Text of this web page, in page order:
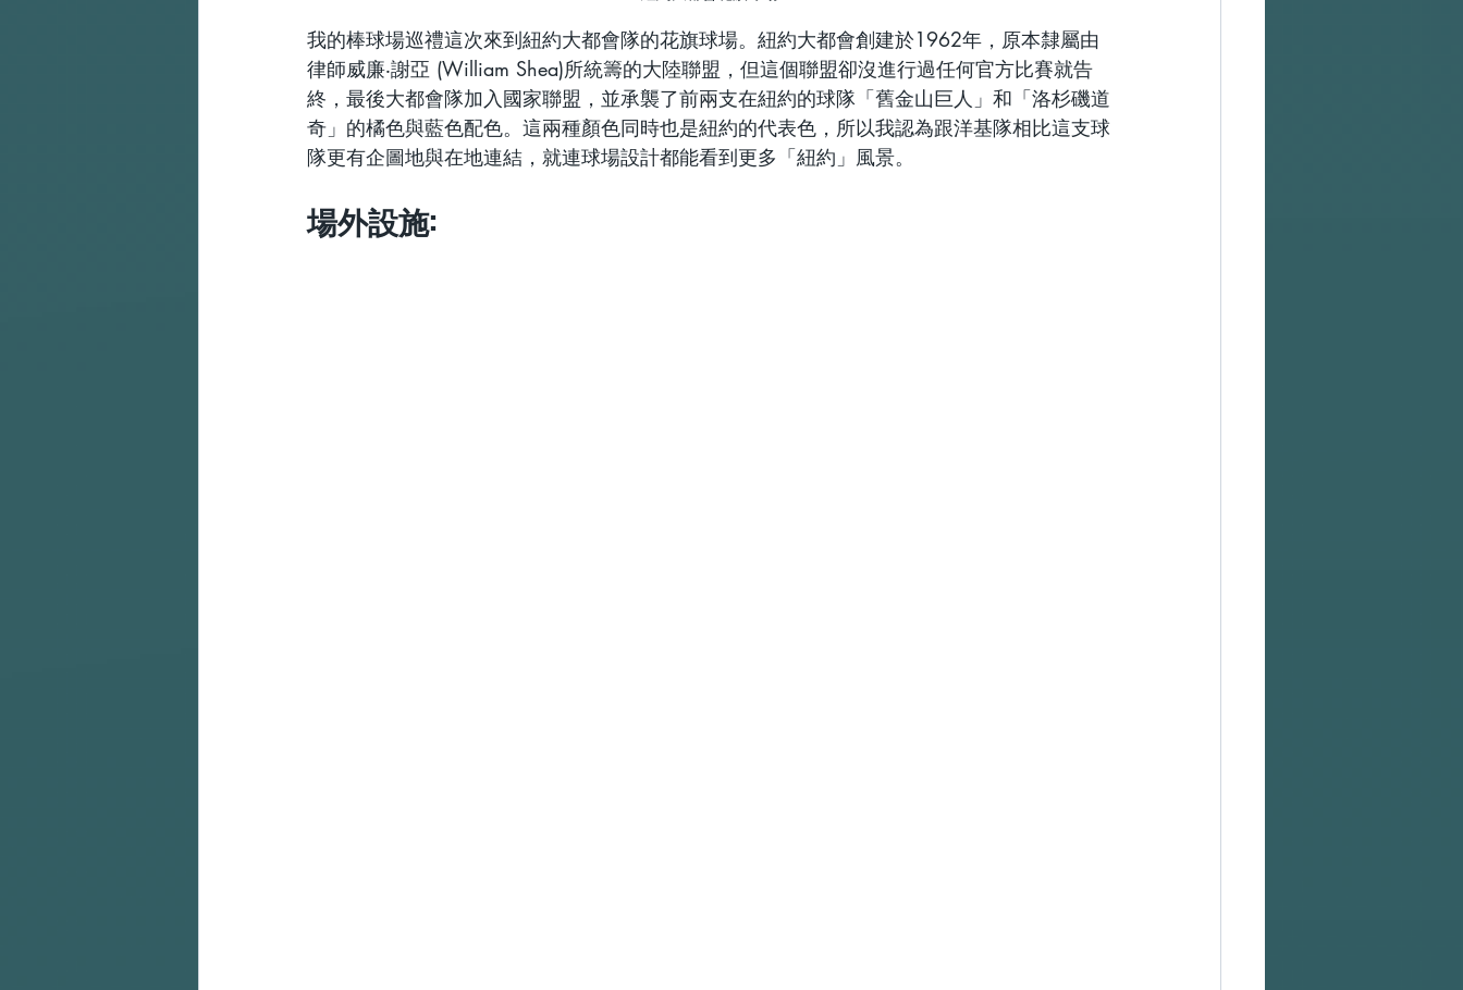
我的棒球場巡禮這次來到紐約大都會隊的花旗球場。紐約大都會創建於1962年，原本隸屬由
律師威廉‧謝亞 (William Shea)所統籌的大陸聯盟，但這個聯盟卻沒進行過任何官方比賽就告
終，最後大都會隊加入國家聯盟，並承襲了前兩支在紐約的球隊「舊金山巨人」和「洛杉磯道
奇」的橘色與藍色配色。這兩種顏色同時也是紐約的代表色，所以我認為跟洋基隊相比這支球
隊更有企圖地與在地連結，就連球場設計都能看到更多「紐約」風景。
場外設施: